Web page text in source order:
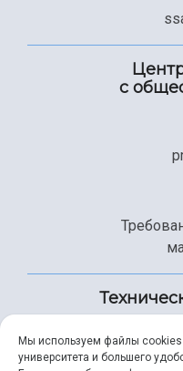
с
+7
Мы используем файлы cookies
университета и большего